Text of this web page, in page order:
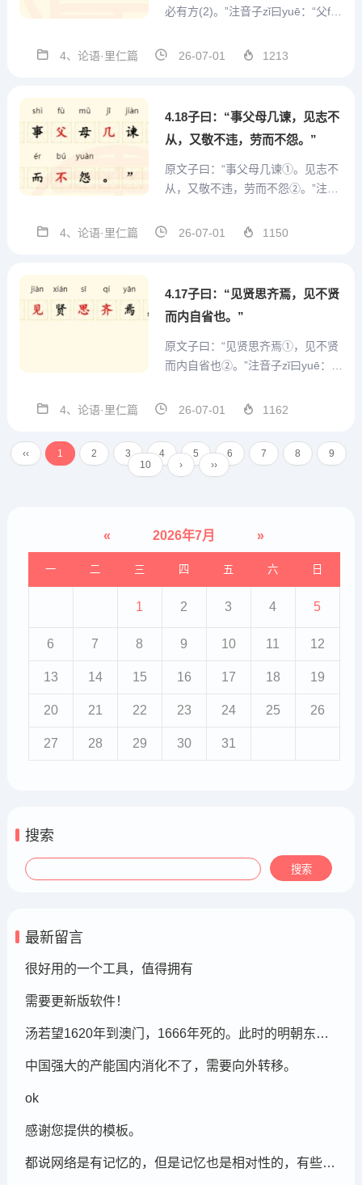
必有方(2)。”注音子zǐ曰yuē：“父fù
yóu必bì有yǒu方fāng。”注释(1)
说：“父...
4、论语·里仁篇 26-07-01 1213
4.18子曰：“事父母几谏，见志不
从，又敬不违，劳而不怨。”
原文子曰：“事父母几谏①。见志不
从，又敬不违，劳而不怨②。”注音
àn，见jiàn志zhì不bù从cóng，又yò
4、论语·里仁篇 26-07-01 1150
4.17子曰：“见贤思齐焉，见不贤
而内自省也。”
原文子曰：“见贤思齐焉①，见不贤
而内自省也②。”注音子zǐ曰yuē：
不bù贤xián而ér内nèi自zì省xǐng也y
人。齐：看齐。②省．反省，检
查。翻译孔...
4、论语·里仁篇 26-07-01 1162
‹‹ 1 2 3 4 5 6 7 8
9
10
› ››
« 2026年7月 »
一 二 三 四 五 六 日
1 2 3 4 5
6 7 8 9 10 11 12
13 14 15 16 17 18 19
20 21 22 23 24 25 26
27 28 29 30 31
搜索
最新留言
很好用的一个工具，值得拥有
需要更新版软件！
汤若望1620年到澳门，1666年死的。此时的明朝东北地区已经被后金国成立了，在明朝灭亡的崇祯年间，汤若望还能和明朝天文学家一起到东北地区做这个制定历法的比赛，很强大啊。鹤岗，在今天的黑龙江省东部的鹤岗市
中国强大的产能国内消化不了，需要向外转移。
ok
感谢您提供的模板。
都说网络是有记忆的，但是记忆也是相对性的，有些记忆可能被屏蔽，也可能被遗忘。